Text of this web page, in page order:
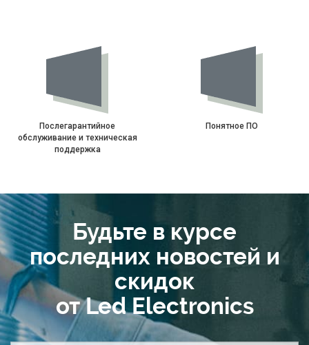
Послегарантийное
обслуживание и техническая
поддержка
Понятное ПО
Будьте в курсе
последних новостей и
скидок
от Led Electronics